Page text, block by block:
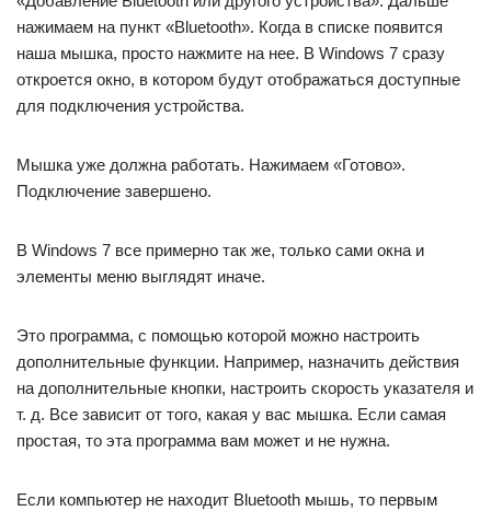
нажимаем на пункт «Bluetooth». Когда в списке появится
наша мышка, просто нажмите на нее. В Windows 7 сразу
откроется окно, в котором будут отображаться доступные
для подключения устройства.
Мышка уже должна работать. Нажимаем «Готово».
Подключение завершено.
В Windows 7 все примерно так же, только сами окна и
элементы меню выглядят иначе.
Это программа, с помощью которой можно настроить
дополнительные функции. Например, назначить действия
на дополнительные кнопки, настроить скорость указателя и
т. д. Все зависит от того, какая у вас мышка. Если самая
простая, то эта программа вам может и не нужна.
Если компьютер не находит Bluetooth мышь, то первым